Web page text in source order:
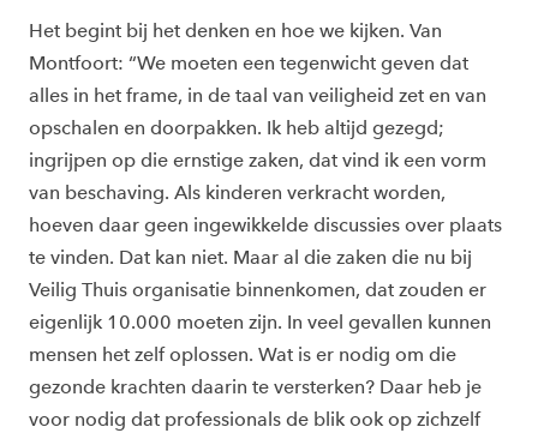
Het begint bij het denken en hoe we kijken. Van
Montfoort: “We moeten een tegenwicht geven dat
alles in het frame, in de taal van veiligheid zet en van
opschalen en doorpakken. Ik heb altijd gezegd;
ingrijpen op die ernstige zaken, dat vind ik een vorm
van beschaving. Als kinderen verkracht worden,
hoeven daar geen ingewikkelde discussies over plaats
te vinden. Dat kan niet. Maar al die zaken die nu bij
Veilig Thuis organisatie binnenkomen, dat zouden er
eigenlijk 10.000 moeten zijn. In veel gevallen kunnen
mensen het zelf oplossen. Wat is er nodig om die
gezonde krachten daarin te versterken? Daar heb je
voor nodig dat professionals de blik ook op zichzelf